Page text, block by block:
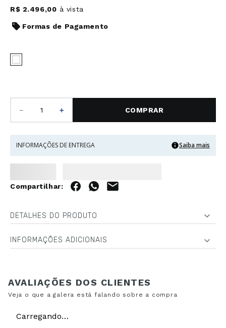
R$ 2.496,00 à vista
Formas de Pagamento
＋
－ COMPRAR
INFORMAÇÕES DE ENTREGA Saiba mais
DETALHES DO PRODUTO
INFORMAÇÕES ADICIONAIS
Carregando…